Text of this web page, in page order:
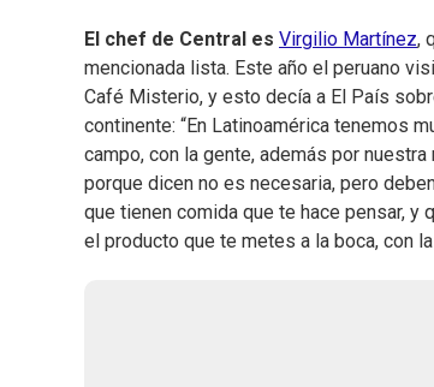
El chef de Central es Virgilio Martínez,
mencionada lista. Este año el peruano
Café Misterio, y esto decía a El País
continente: “En Latinoamérica tenemos
campo, con la gente, además por
porque dicen no es necesaria, pero
que tienen comida que te hace pensar, y
el producto que te metes a la boca, con la